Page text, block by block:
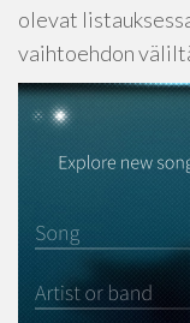
olevat
vaihtoehdon